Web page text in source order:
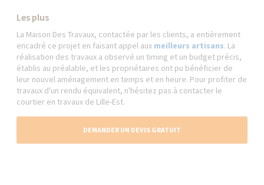
Les plus
La Maison Des Travaux, contactée par les clients, a entièrement
encadré ce projet en faisant appel aux meilleurs artisans. La
réalisation des travaux a observé un timing et un budget précis,
établis au préalable, et les propriétaires ont pu bénéficier de
leur nouvel aménagement en temps et en heure. Pour profiter de
travaux d'un rendu équivalent, n'hésitez pas à contacter le
courtier en travaux de Lille-Est.
DEMANDER UN DEVIS GRATUIT